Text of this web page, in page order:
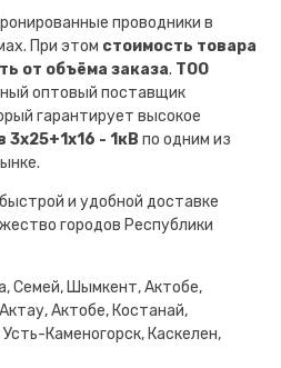
проводники в
При этом стоимость товара
от объёма заказа. ТОО
оптовый поставщик
гарантирует высокое
- 1кВ по одним из
и удобной доставке
городов Республики
Семей, Шымкент, Актобе,
Актобе, Костанай,
Каменогорск, Каскелен,